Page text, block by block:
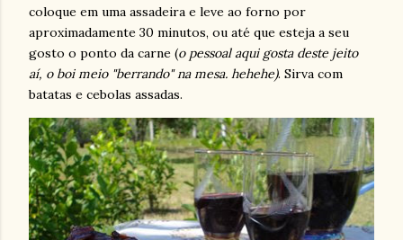
coloque em uma assadeira e leve ao forno por
aproximadamente 30 minutos, ou até que esteja a seu
gosto o ponto da carne (o pessoal aqui gosta deste jeito
aí, o boi meio "berrando" na mesa. hehehe). Sirva com
batatas e cebolas assadas.